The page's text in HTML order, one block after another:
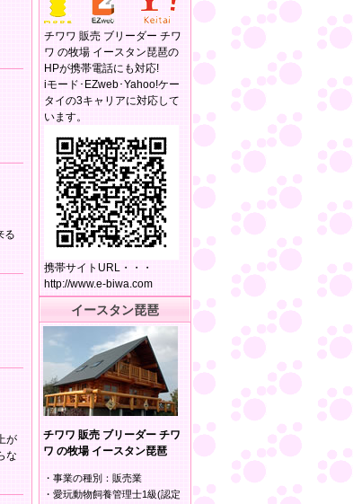
る
が
な
チワワ 販売 ブリーダー チワ
ワ の牧場 イースタン琵琶の
HPが携帯電話にも対応!
iモード･EZweb･Yahoo!ケー
タイの3キャリアに対応して
います。
携帯サイトURL・・・
http://www.e-biwa.com
イースタン琵琶
チワワ 販売 ブリーダー チワ
ワ の牧場 イースタン琵琶
・事業の種別：販売業
・愛玩動物飼養管理士1級(認定